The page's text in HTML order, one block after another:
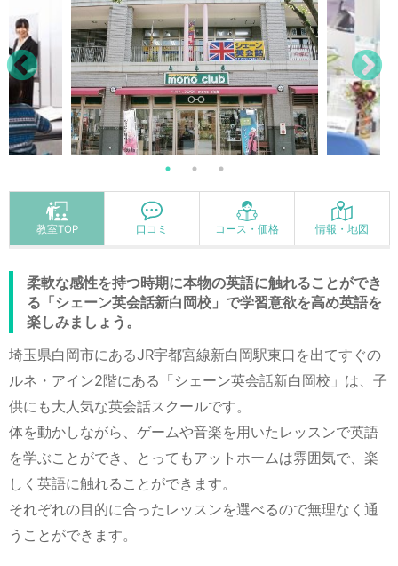
教室TOP 口コミ コース・価格 情報・地図
柔軟な感性を持つ時期に本物の英語に触れることができ
る「シェーン英会話新白岡校」で学習意欲を高め英語を
楽しみましょう。
埼玉県白岡市にあるJR宇都宮線新白岡駅東口を出てすぐの
ルネ・アイン2階にある「シェーン英会話新白岡校」は、子
供にも大人気な英会話スクールです。
体を動かしながら、ゲームや音楽を用いたレッスンで英語
を学ぶことができ、とってもアットホームは雰囲気で、楽
しく英語に触れることができます。
それぞれの目的に合ったレッスンを選べるので無理なく通
うことができます。